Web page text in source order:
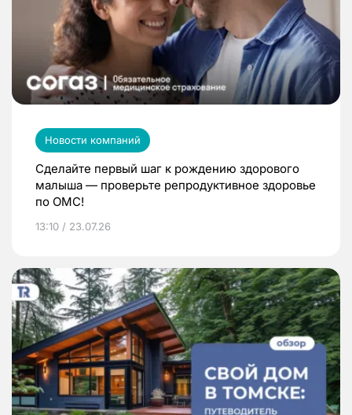
Новости компаний
Сделайте первый шаг к рождению здорового
малыша — проверьте репродуктивное здоровье
по ОМС!
13:10 / 23.07.26